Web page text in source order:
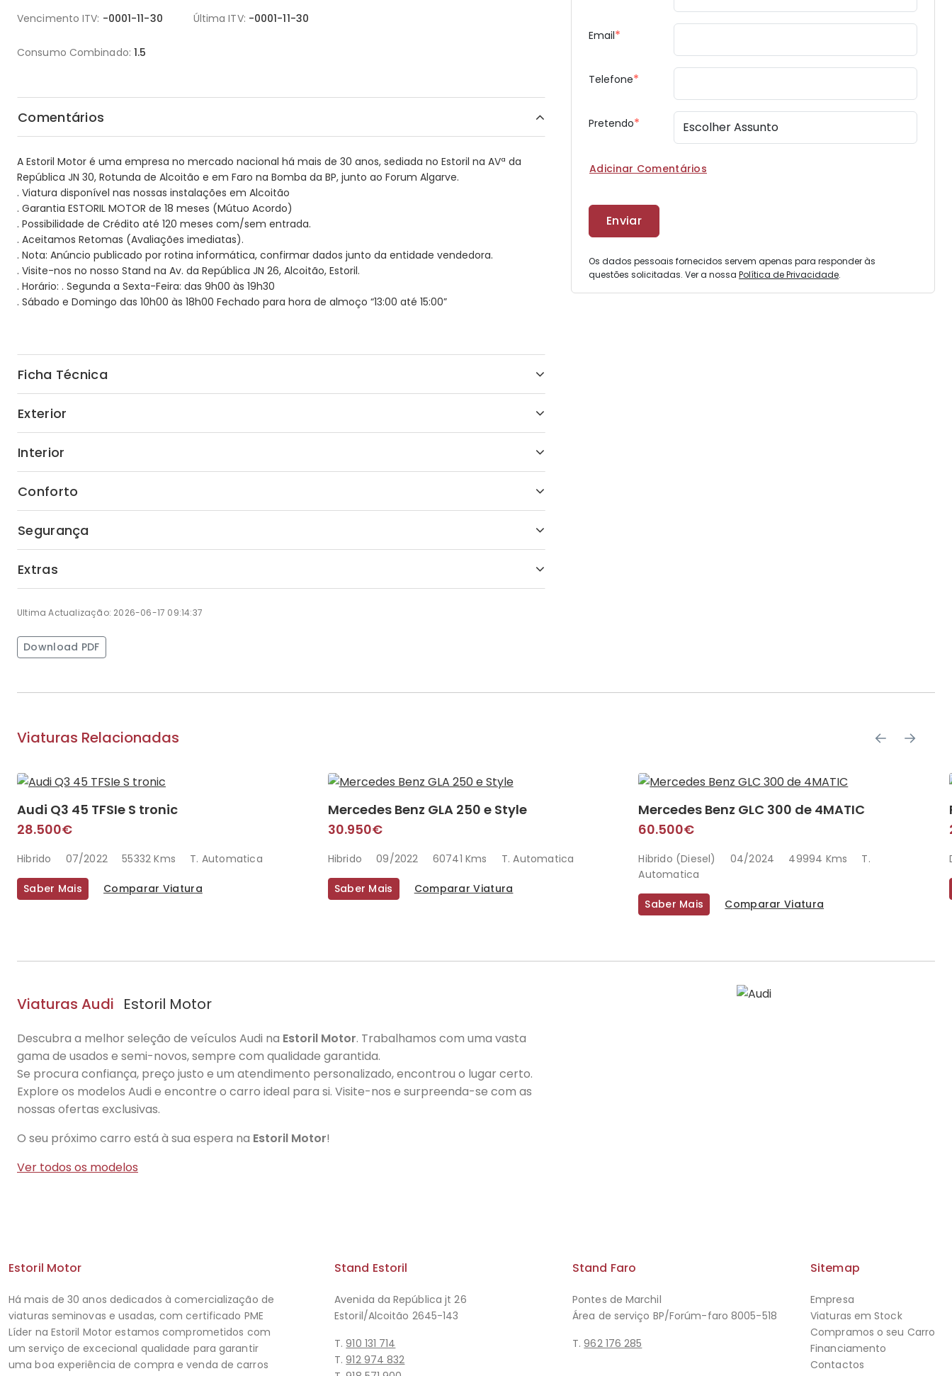
Vencimento ITV: -0001-11-30 Última ITV: -0001-11-30
Consumo Combinado: 1.5
Comentários
A Estoril Motor é uma empresa no mercado nacional há mais de 30 anos, sediada no Estoril na AVª da
República JN 30, Rotunda de Alcoitão e em Faro na Bomba da BP, junto ao Forum Algarve.
. Viatura disponível nas nossas instalações em Alcoitão
. Garantia ESTORIL MOTOR de 18 meses (Mútuo Acordo)
. Possibilidade de Crédito até 120 meses com/sem entrada.
. Aceitamos Retomas (Avaliações imediatas).
. Nota: Anúncio publicado por rotina informática, confirmar dados junto da entidade vendedora.
. Visite-nos no nosso Stand na Av. da República JN 26, Alcoitão, Estoril.
. Horário: . Segunda a Sexta-Feira: das 9h00 às 19h30
. Sábado e Domingo das 10h00 às 18h00 Fechado para hora de almoço “13:00 até 15:00”
Ficha Técnica
Exterior
Interior
Conforto
Segurança
Extras
Ultima Actualização: 2026-06-17 09:14:37
Download PDF
Email*
Telefone*
Pretendo*
Adicinar Comentários
Os dados pessoais fornecidos servem apenas para responder às
questões solicitadas. Ver a nossa Política de Privacidade.
Viaturas Relacionadas
Audi Q3 45 TFSIe S tronic
28.500€
Hibrido 07/2022 55332 Kms T. Automatica
Saber Mais Comparar Viatura
Mercedes Benz GLA 250 e Style
30.950€
Hibrido 09/2022 60741 Kms T. Automatica
Saber Mais Comparar Viatura
Mercedes Benz GLC 300 de 4MATIC
60.500€
Hibrido (Diesel) 04/2024 49994 Kms
T.
Automatica
Saber Mais Comparar Viatura
Viaturas Audi Estoril Motor
Descubra a melhor seleção de veículos Audi na Estoril Motor. Trabalhamos com uma vasta
gama de usados e semi-novos, sempre com qualidade garantida.
Se procura confiança, preço justo e um atendimento personalizado, encontrou o lugar certo.
Explore os modelos Audi e encontre o carro ideal para si. Visite-nos e surpreenda-se com as
nossas ofertas exclusivas.
O seu próximo carro está à sua espera na Estoril Motor!
Ver todos os modelos
Estoril Motor
Há mais de 30 anos dedicados à comercialização de
viaturas seminovas e usadas, com certificado PME
Líder na Estoril Motor estamos comprometidos com
um serviço de excecional qualidade para garantir
uma boa experiência de compra e venda de carros
Stand Estoril
Avenida da República jt 26
Estoril/Alcoitão 2645-143
T.910 131 714
T.912 974 832
Stand Faro
Pontes de Marchil
Área de serviço BP/Forúm-faro 8005-518
T.962 176 285
Sitemap
Empresa
Viaturas em Stock
Compramos o seu Carro
Financiamento
Contactos